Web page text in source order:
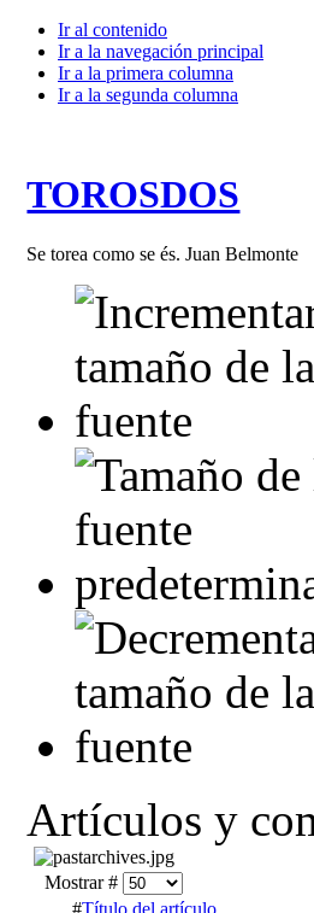
Ir al contenido
Ir a la navegación principal
Ir a la primera columna
Ir a la segunda columna
TOROSDOS
Se torea como se és. Juan Belmonte
Artículos y
Mostrar #
#Título del artículo